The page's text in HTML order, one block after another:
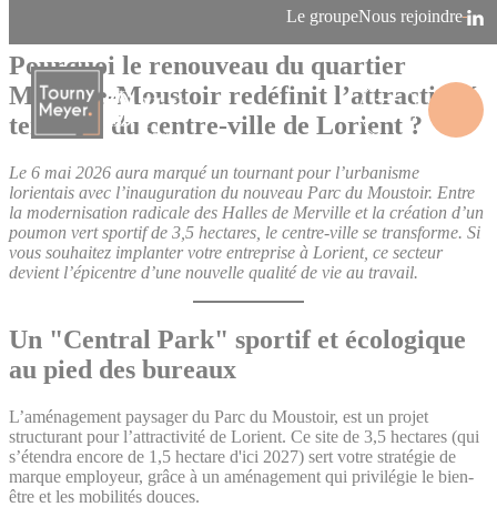
Le groupeNous rejoindre
Pourquoi le renouveau du quartier
Merville-Moustoir redéfinit l’attractivité
tertiaire du centre-ville de Lorient ?
Le 6 mai 2026 aura marqué un tournant pour l’urbanisme
lorientais avec l’inauguration du nouveau Parc du Moustoir. Entre
la modernisation radicale des Halles de Merville et la création d’un
poumon vert sportif de 3,5 hectares, le centre-ville se transforme. Si
vous souhaitez implanter votre entreprise à Lorient, ce secteur
devient l’épicentre d’une nouvelle qualité de vie au travail.
Un "Central Park" sportif et écologique
au pied des bureaux
L’aménagement paysager du Parc du Moustoir, est un projet
structurant pour l’attractivité de Lorient. Ce site de 3,5 hectares (qui
s’étendra encore de 1,5 hectare d'ici 2027) sert votre stratégie de
marque employeur, grâce à un aménagement qui privilégie le bien-
être et les mobilités douces.